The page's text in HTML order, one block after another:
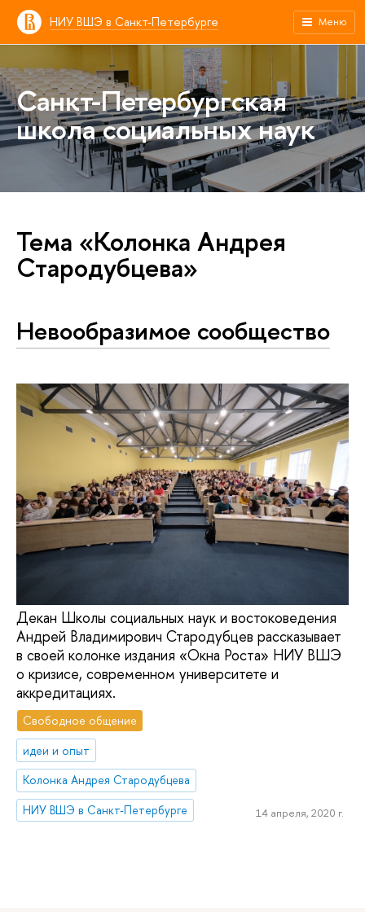
НИУ ВШЭ в Санкт-Петербурге Меню
Санкт-Петербургская
школа социальных наук
Тема «Колонка Андрея
Стародубцева»
Невообразимое сообщество
Декан Школы социальных наук и востоковедения
Андрей Владимирович Стародубцев рассказывает
в своей колонке издания «Окна Роста» НИУ ВШЭ
о кризисе, современном университете и
аккредитациях.
Свободное общение
идеи и опыт
Колонка Андрея Стародубцева
НИУ ВШЭ в Санкт-Петербурге
14 апреля, 2020 г.